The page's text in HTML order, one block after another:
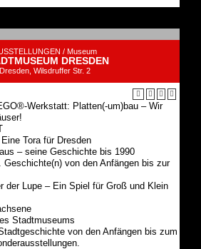
/ Museum
DRESDEN
Dresden, Wilsdruffer Str. 2
Werkstatt: Platten(-um)bau – Wir
Tora für Dresden
– seine Geschichte bis 1990
Geschichte(n) von den Anfängen bis zur
der Lupe – Ein Spiel für Groß und Klein
Stadtmuseums
von den Anfängen bis zum